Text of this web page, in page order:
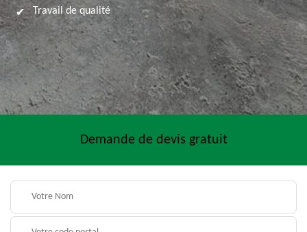
Travail de qualité
Demande de devis gratuit